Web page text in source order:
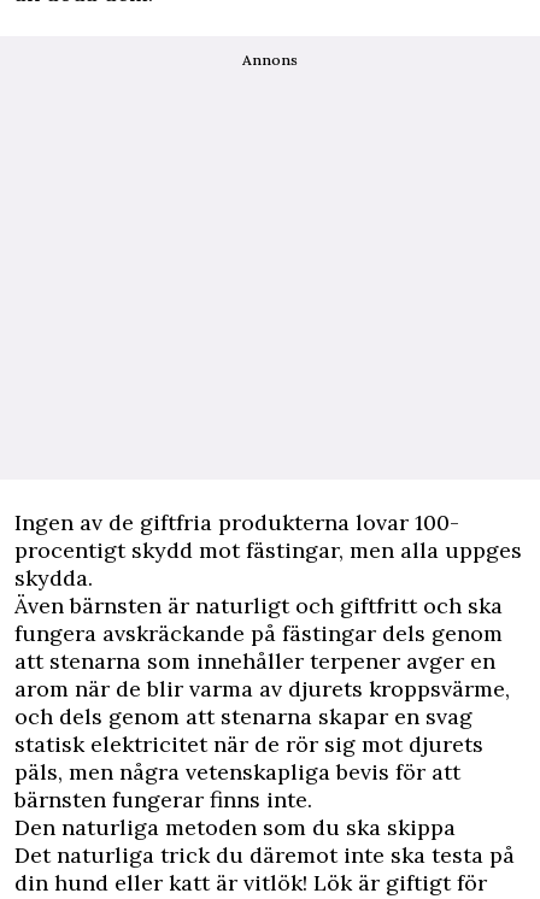
Annons
Ingen av de giftfria produkterna lovar 100-
procentigt skydd mot fästingar, men alla uppges
skydda.
Även bärnsten är naturligt och giftfritt och ska
fungera avskräckande på fästingar dels genom
att stenarna som innehåller terpener avger en
arom när de blir varma av djurets kroppsvärme,
och dels genom att stenarna skapar en svag
statisk elektricitet när de rör sig mot djurets
päls, men några vetenskapliga bevis för att
bärnsten fungerar finns inte.
Den naturliga metoden som du ska skippa
Det naturliga trick du däremot inte ska testa på
din hund eller katt är vitlök! Lök är giftigt för